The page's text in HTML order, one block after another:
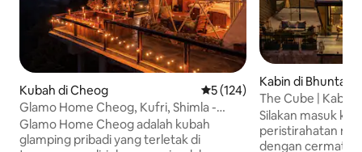
Kubah di Cheog Nilai rata-rata 5 dari 5, 124
5 (124)
Glamo Home Cheog, Kufri, Shimla -
Penginapan Pribadi
Glamo Home Cheog adalah kubah
glamping pribadi yang terletak di
Kabin di Bhuntar
The Cube | Kabin
Silakan masuk ke
peristirahatan
dengan cermat